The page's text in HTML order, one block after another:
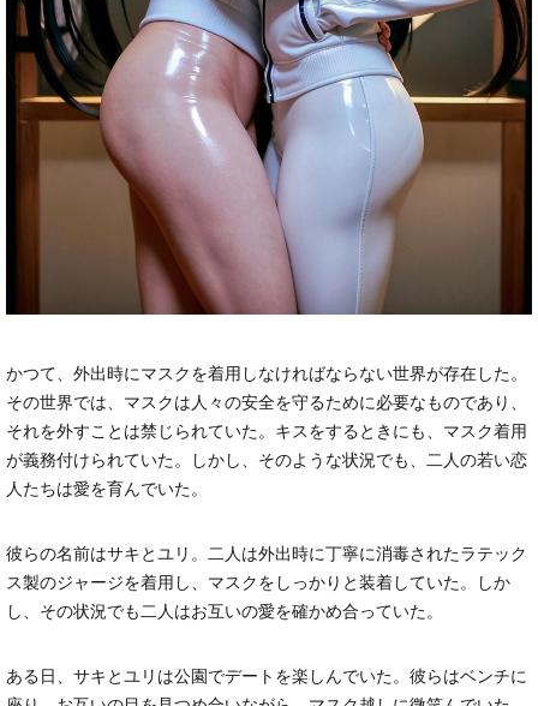
かつて、外出時にマスクを着用しなければならない世界が存在した。
その世界では、マスクは人々の安全を守るために必要なものであり、
それを外すことは禁じられていた。キスをするときにも、マスク着用
が義務付けられていた。しかし、そのような状況でも、二人の若い恋
人たちは愛を育んでいた。
彼らの名前はサキとユリ。二人は外出時に丁寧に消毒されたラテック
ス製のジャージを着用し、マスクをしっかりと装着していた。しか
し、その状況でも二人はお互いの愛を確かめ合っていた。
ある日、サキとユリは公園でデートを楽しんでいた。彼らはベンチに